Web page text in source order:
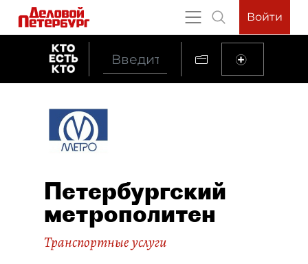
Войти
Петербургский
метрополитен
Транспортные услуги